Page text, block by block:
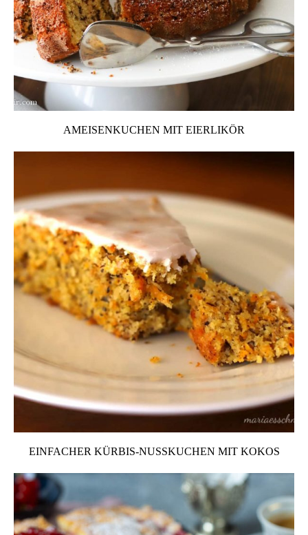
AMEISENKUCHEN MIT EIERLIKÖR
EINFACHER KÜRBIS-NUSSKUCHEN MIT KOKOS